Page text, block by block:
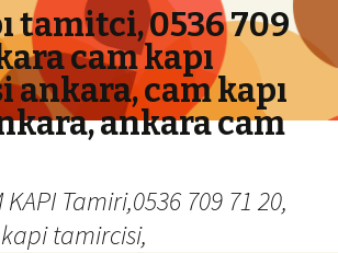
tamitci, 0536 709
cam kapı
cam kapı
ankara cam
KAPI Tamiri,0536 709 71 20,
tamircisi,